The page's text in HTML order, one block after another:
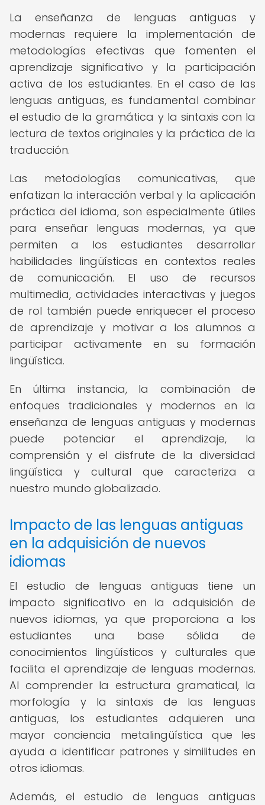
La enseñanza de lenguas antiguas y
modernas requiere la implementación de
metodologías efectivas que fomenten el
aprendizaje significativo y la participación
activa de los estudiantes. En el caso de las
lenguas antiguas, es fundamental combinar
el estudio de la gramática y la sintaxis con la
lectura de textos originales y la práctica de la
traducción.
Las metodologías comunicativas, que
enfatizan la interacción verbal y la aplicación
práctica del idioma, son especialmente útiles
para enseñar lenguas modernas, ya que
permiten a los estudiantes desarrollar
habilidades lingüísticas en contextos reales
de comunicación. El uso de recursos
multimedia, actividades interactivas y juegos
de rol también puede enriquecer el proceso
de aprendizaje y motivar a los alumnos a
participar activamente en su formación
lingüística.
En última instancia, la combinación de
enfoques tradicionales y modernos en la
enseñanza de lenguas antiguas y modernas
puede potenciar el aprendizaje, la
comprensión y el disfrute de la diversidad
lingüística y cultural que caracteriza a
nuestro mundo globalizado.
Impacto de las lenguas antiguas
en la adquisición de nuevos
idiomas
El estudio de lenguas antiguas tiene un
impacto significativo en la adquisición de
nuevos idiomas, ya que proporciona a los
estudiantes una base sólida de
conocimientos lingüísticos y culturales que
facilita el aprendizaje de lenguas modernas.
Al comprender la estructura gramatical, la
morfología y la sintaxis de las lenguas
antiguas, los estudiantes adquieren una
mayor conciencia metalingüística que les
ayuda a identificar patrones y similitudes en
otros idiomas.
Además, el estudio de lenguas antiguas